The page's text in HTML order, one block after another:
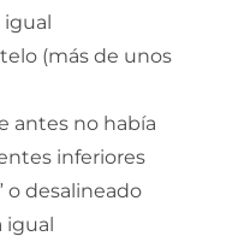
(más de unos
antes no había
inferiores
o desalineado